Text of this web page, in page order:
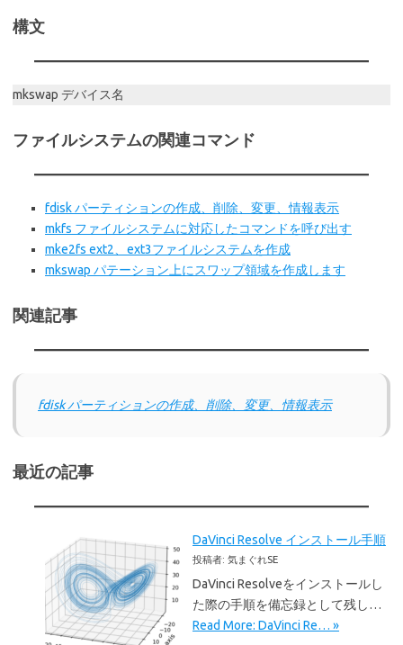
構文
mkswap デバイス名
ファイルシステムの関連コマンド
fdisk パーティションの作成、削除、変更、情報表示
mkfs ファイルシステムに対応したコマンドを呼び出す
mke2fs ext2、ext3ファイルシステムを作成
mkswap パテーション上にスワップ領域を作成します
関連記事
fdisk パーティションの作成、削除、変更、情報表示
最近の記事
DaVinci Resolve インストール手順
投稿者: 気まぐれSE
DaVinci Resolveをインストールし
た際の手順を備忘録として残し…
Read More: DaVinci Re… »